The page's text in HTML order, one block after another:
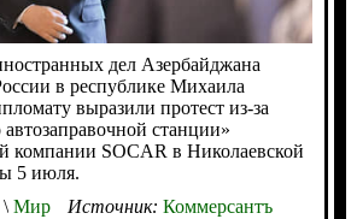
дел Азербайджана
в республике Михаила
выразили протест из-за
станции»
компании SOCAR в Николаевской
5 июля.
Мир Источник: Коммерсантъ